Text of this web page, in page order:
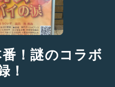
！謎のコラボ
！